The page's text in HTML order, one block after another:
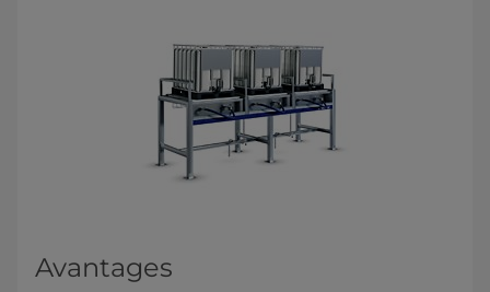
Avantages